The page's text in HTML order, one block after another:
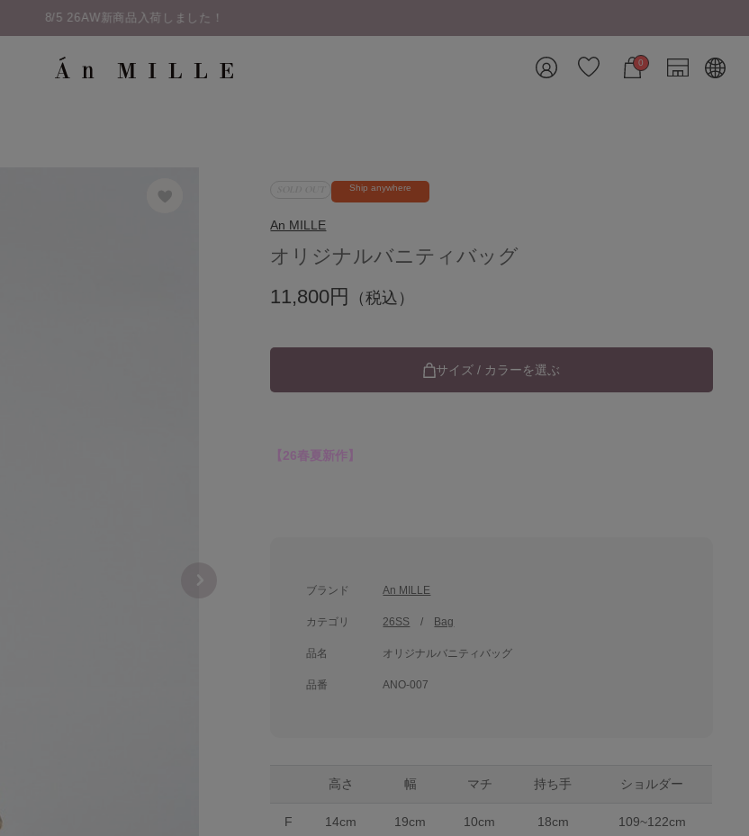
0
Ship anywhere
An MILLE
オリジナルバニティバッグ
11,800円
（税込）
サイズ / カラーを選ぶ
【26春夏新作】
ブランド An MILLE
カテゴリ 26SS Bag
品名 オリジナルバニティバッグ
品番 ANO-007
高さ 幅 マチ 持ち手 ショルダー
F 14cm 19cm 10cm 18cm
109~122cm